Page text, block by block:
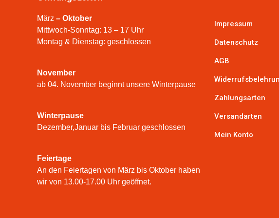
März – Oktober
Mittwoch-Sonntag: 13 – 17 Uhr
Montag & Dienstag: geschlossen
November
ab 04. November beginnt unsere Winterpause
Winterpause
Dezember,Januar bis Februar geschlossen
Feiertage
An den Feiertagen von März bis Oktober haben
wir von 13.00-17.00 Uhr geöffnet.
Impressum
Datenschutz
AGB
Zahlungsarten
Versandarten
Mein Konto